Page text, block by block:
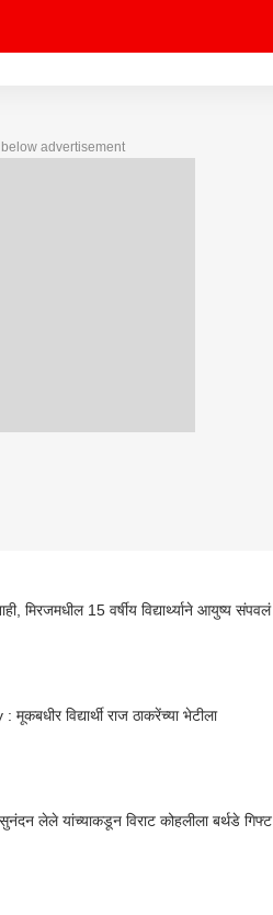
advertisement
मिरजमधील 15 वर्षीय विद्यार्थ्याने आयुष्य संपवलं
विद्यार्थी राज ठाकरेंच्या भेटीला
लेले यांच्याकडून विराट कोहलीला बर्थडे गिफ्ट